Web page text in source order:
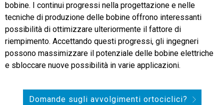
bobine. I continui progressi nella progettazione e nelle
tecniche di produzione delle bobine offrono interessanti
possibilità di ottimizzare ulteriormente il fattore di
riempimento. Accettando questi progressi, gli ingegneri
possono massimizzare il potenziale delle bobine elettriche
e sbloccare nuove possibilità in varie applicazioni.
Domande sugli avvolgimenti ortociclici?